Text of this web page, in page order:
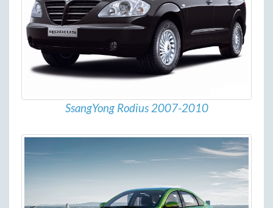
SsangYong Rodius 2007-2010